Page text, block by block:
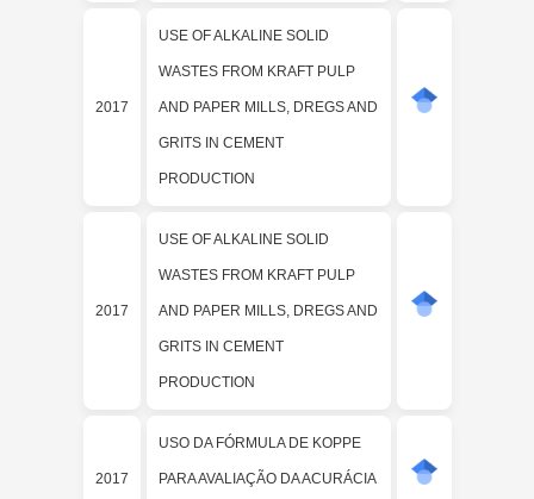
2017
USE OF ALKALINE SOLID
WASTES FROM KRAFT PULP
AND PAPER MILLS, DREGS AND
GRITS IN CEMENT
PRODUCTION
2017
USE OF ALKALINE SOLID
WASTES FROM KRAFT PULP
AND PAPER MILLS, DREGS AND
GRITS IN CEMENT
PRODUCTION
2017
USO DA FÓRMULA DE KOPPE
PARA AVALIAÇÃO DA ACURÁCIA